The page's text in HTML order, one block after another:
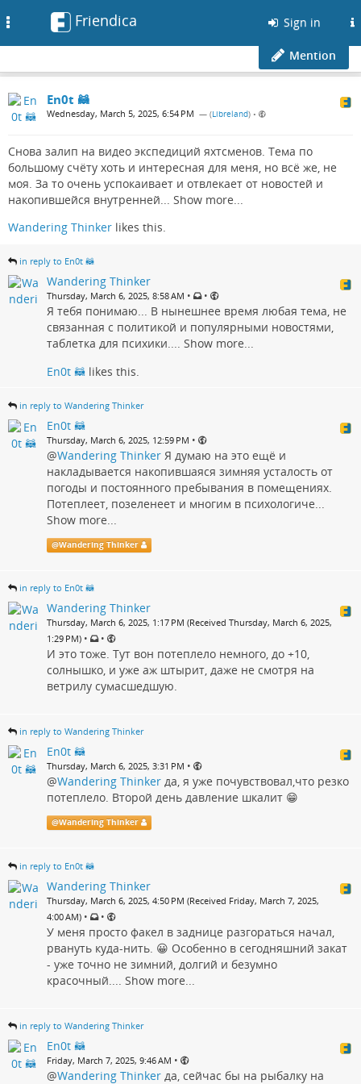
Friendica Sign in
Mention
En0t 🦝
Wednesday, March 5, 2025, 6:54 PM — (Libreland) •
Снова залип на видео экспедиций яхтсменов. Тема по
большому счёту хоть и интересная для меня, но всё же, не
моя. За то очень успокаивает и отвлекает от новостей и
накопившейся внутренней... Show more...
Wandering Thinker likes this.
in reply to En0t 🦝
Wandering Thinker
Thursday, March 6, 2025, 8:58 AM • •
Я тебя понимаю... В нынешнее время любая тема, не
связанная с политикой и популярными новостями,
таблетка для психики.... Show more...
En0t 🦝 likes this.
in reply to Wandering Thinker
En0t 🦝
Thursday, March 6, 2025, 12:59 PM •
@Wandering Thinker Я думаю на это ещё и
накладывается накопившаяся зимняя усталость от
погоды и постоянного пребывания в помещениях.
Потеплеет, позеленеет и многим в психологиче...
Show more...
@Wandering Thinker
in reply to En0t 🦝
Wandering Thinker
Thursday, March 6, 2025, 1:17 PM (Received Thursday, March 6, 2025,
1:29 PM) • •
И это тоже. Тут вон потеплело немного, до +10,
солнышко, и уже аж штырит, даже не смотря на
ветрилу сумасшедшую.
in reply to Wandering Thinker
En0t 🦝
Thursday, March 6, 2025, 3:31 PM •
@Wandering Thinker да, я уже почувствовал,что резко
потеплело. Второй день давление шкалит 😁
@Wandering Thinker
in reply to En0t 🦝
Wandering Thinker
Thursday, March 6, 2025, 4:50 PM (Received Friday, March 7, 2025,
4:00 AM) • •
У меня просто факел в заднице разгораться начал,
рвануть куда-нить. 😀 Особенно в сегодняшний закат
- уже точно не зимний, долгий и безумно
красочный.... Show more...
in reply to Wandering Thinker
En0t 🦝
Friday, March 7, 2025, 9:46 AM •
@Wandering Thinker да, сейчас бы на рыбалку на